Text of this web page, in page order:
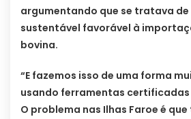
argumentando que se tratava
sustentável favorável à
bovina.
“E fazemos isso de uma forma
usando ferramentas
O problema nas Ilhas Faroe é